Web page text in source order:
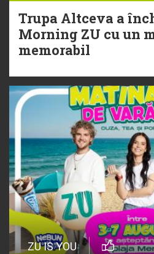
20 Iulie
Torpedoul lui Morar:
Trupa Altceva a
Morning ZU cu un
memorabil
ZU IS YOU